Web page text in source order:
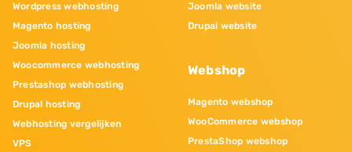
Wordpress webhosting
Magento hosting
Joomla hosting
Woocommerce webhosting
Prestashop webhosting
Drupal hosting
Webhosting vergelijken
VPS
Joomla website
Drupal website
Webshop
Magento webshop
WooCommerce webshop
PrestaShop webshop